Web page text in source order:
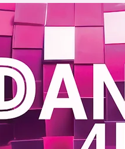
Your
to your site with a
click to edit and add